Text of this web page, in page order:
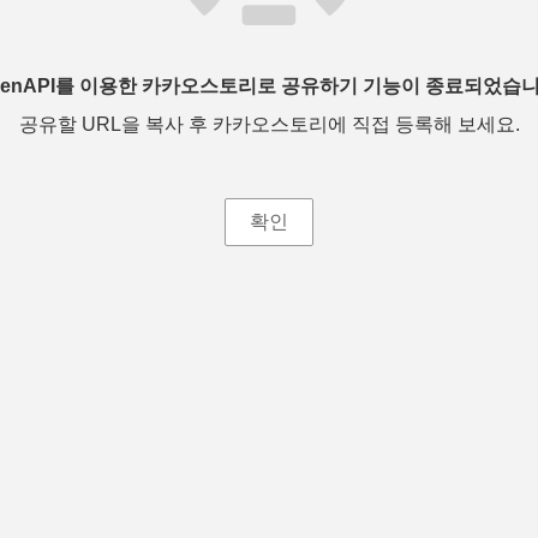
를 이용한 카카오스토리로 공유하기 기능이 종료되었습
공유할 URL을 복사 후 카카오스토리에 직접 등록해 보세요.
확인